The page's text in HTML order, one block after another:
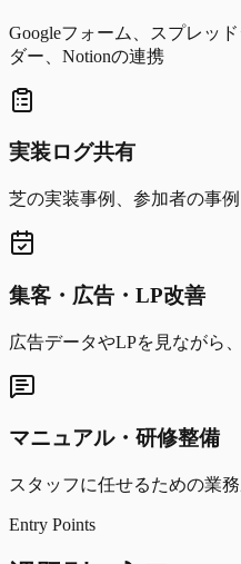
Googleフォーム、スプレッ
ダー、Notionの連携
実装ログ共有
芝の実装事例、参加者の事
集客・広告・LP改善
広告データやLPを見ながら
マニュアル・研修整備
スタッフに任せるための業
Entry Points